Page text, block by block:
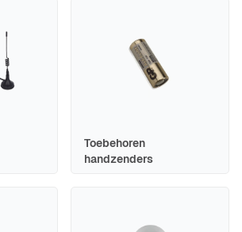
Toebehoren
handzenders